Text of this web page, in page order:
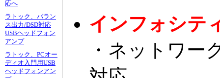
応へ
ラトック、バラン
ス出力/DSD対応
USBヘッドフォン
アンプ
ラトック、PCオー
ディオ入門用USB
ヘッドフォンアン
インフォシテ
・ネットワー